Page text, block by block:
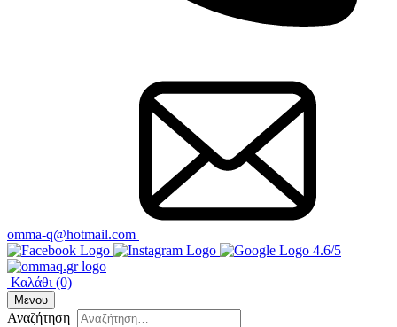
omma-q@hotmail.com
4.6/5
Καλάθι (0)
Μενου
Αναζήτηση